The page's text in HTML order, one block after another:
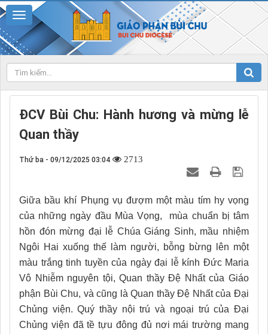
ĐCV Bùi Chu: Hành hương và mừng lễ
Quan thầy
Thứ ba - 09/12/2025 03:04 2713
Giữa bầu khí Phụng vụ đượm một màu tím hy vọng
của những ngày đầu Mùa Vọng, mùa chuẩn bị tâm
hồn đón mừng đại lễ Chúa Giáng Sinh, mầu nhiệm
Ngôi Hai xuống thế làm người, bỗng bừng lên một
màu trắng tinh tuyền của ngày đại lễ kính Đức Maria
Vô Nhiễm nguyên tội, Quan thầy Đệ Nhất của Giáo
phận Bùi Chu, và cũng là Quan thầy Đệ Nhất của Đại
Chủng viện. Quý thầy nội trú và ngoại trú của Đại
Chủng viện đã tề tựu đông đủ nơi mái trường mang